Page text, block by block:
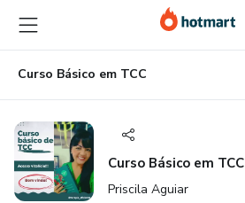
para
o
conteúdo
principal
para
o
pagamento
para
o
rodapé
Curso Básico em TCC
Curso Básico em TCC
Priscila Aguiar